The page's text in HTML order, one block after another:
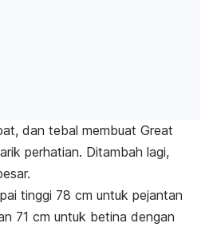
dan tebal membuat Great
perhatian. Ditambah lagi,
tinggi 78 cm untuk pejantan
71 cm untuk betina dengan